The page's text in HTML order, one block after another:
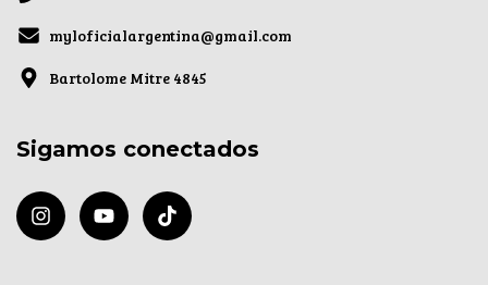
myloficialargentina@gmail.com
Bartolome Mitre 4845
Sigamos conectados